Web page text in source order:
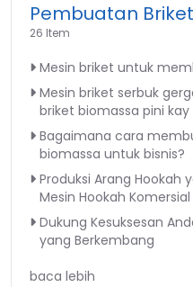
Pembuatan Briket
26 Item
Mesin briket untuk
Mesin briket serbuk
briket biomassa pini
Bagaimana cara
biomassa untuk bisnis?
Produksi Arang
Mesin Hookah Komersial
Dukung Kesuksesan
yang Berkembang
baca lebih